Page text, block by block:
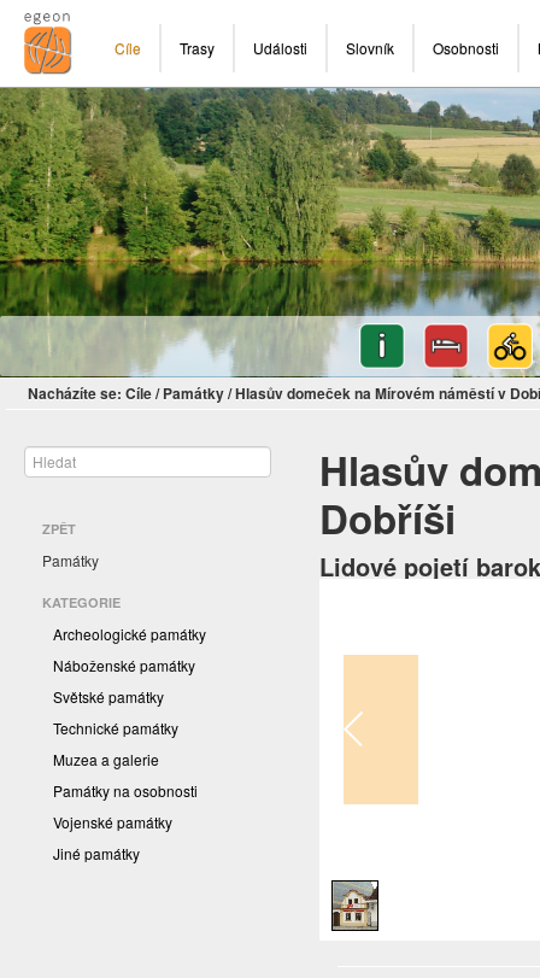
Cíle Trasy Události Slovník Osobnosti
Nacházíte se: Cíle/ Památky/Hlasův domeček na Mírovém náměstí v
ZPĚT
Památky
KATEGORIE
Archeologické památky
Náboženské památky
Světské památky
Technické památky
Muzea a galerie
Památky na osobnosti
Vojenské památky
Jiné památky
Hlasův
Dobříši
Lidové pojetí